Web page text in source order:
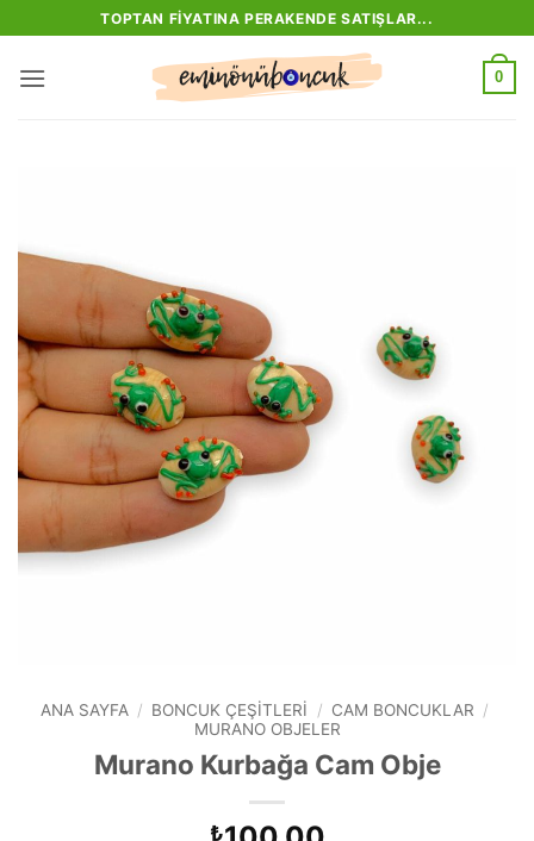
atla
TOPTAN FIYATINA PERAKENDE SATIŞLAR...
0
ANA SAYFA / BONCUK ÇEŞITLERI / CAM BONCUKLAR /
MURANO OBJELER
Murano Kurbağa Cam Obje
₺